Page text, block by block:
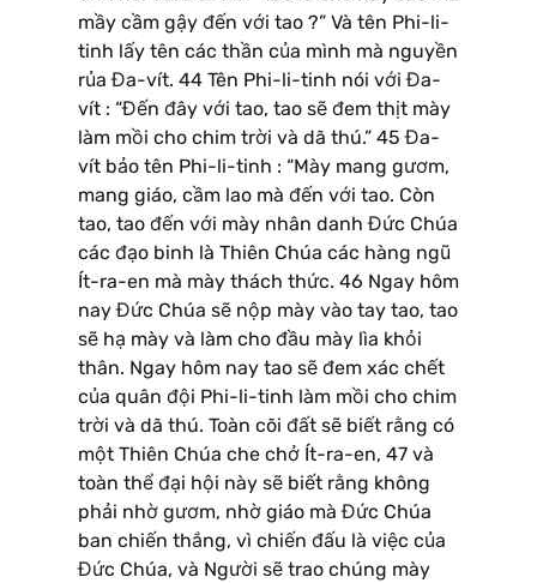
mầy cầm gậy đến với tao ?” Và tên Phi-li-
tinh lấy tên các thần của mình mà nguyền
rủa Đa-vít. 44 Tên Phi-li-tinh nói với Đa-
vít : “Đến đây với tao, tao sẽ đem thịt mày
làm mồi cho chim trời và dã thú.” 45 Đa-
vít bảo tên Phi-li-tinh : “Mày mang gươm,
mang giáo, cầm lao mà đến với tao. Còn
tao, tao đến với mày nhân danh Đức Chúa
các đạo binh là Thiên Chúa các hàng ngũ
Ít-ra-en mà mày thách thức. 46 Ngay hôm
nay Đức Chúa sẽ nộp mày vào tay tao, tao
sẽ hạ mày và làm cho đầu mày lìa khỏi
thân. Ngay hôm nay tao sẽ đem xác chết
của quân đội Phi-li-tinh làm mồi cho chim
trời và dã thú. Toàn cõi đất sẽ biết rằng có
một Thiên Chúa che chở Ít-ra-en, 47 và
toàn thể đại hội này sẽ biết rằng không
phải nhờ gươm, nhờ giáo mà Đức Chúa
ban chiến thắng, vì chiến đấu là việc của
Đức Chúa, và Người sẽ trao chúng mày